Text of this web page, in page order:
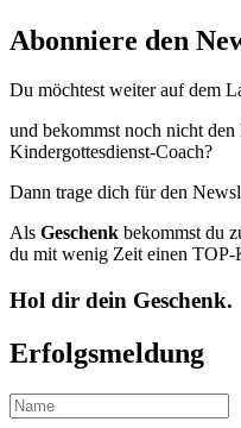
Abonniere den
Du möchtest weiter auf dem
und bekommst noch nicht
Kindergottesdienst-Coach?
Dann trage dich für den
Als Geschenk bekommst du
du mit wenig Zeit einen
Hol dir dein Geschenk.
Erfolgsmeldung